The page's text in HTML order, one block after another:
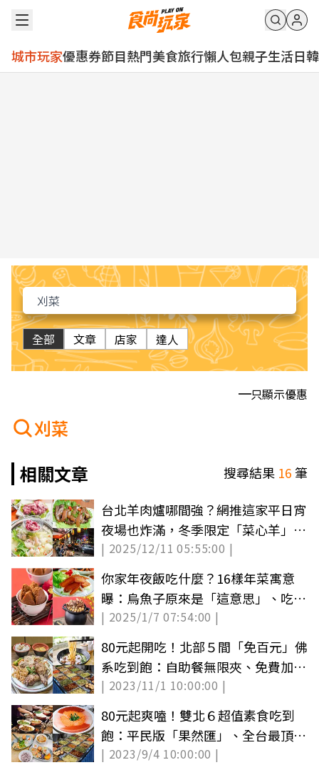
城市玩家優惠券節目熱門美食旅行懶人包親子生活日韓
全部 文章 店家 達人
只顯示優惠
刈菜
相關文章
搜尋結果 16筆
台北羊肉爐哪間強？網推這家平日宵
夜場也炸滿，冬季限定「菜心羊」排
１小時也要吃
| 2025/12/11 05:55:00 |
你家年夜飯吃什麼？16樣年菜寓意
曝：烏魚子原來是「這意思」、吃發
粿大發財
| 2025/1/7 07:54:00 |
80元起開吃！北部５間「免百元」佛
系吃到飽：自助餐無限夾、免費加湯
加麵
| 2023/11/1 10:00:00 |
80元起爽嗑！雙北６超值素食吃到
飽：平民版「果然匯」、全台最頂蔬
食Buffet
| 2023/9/4 10:00:00 |